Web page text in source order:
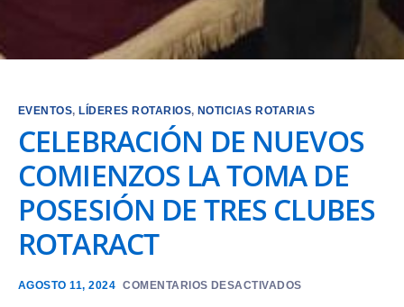
EVENTOS, LÍDERES ROTARIOS, NOTICIAS ROTARIAS
CELEBRACIÓN DE NUEVOS
COMIENZOS LA TOMA DE
POSESIÓN DE TRES CLUBES
ROTARACT
AGOSTO 11, 2024 COMENTARIOS DESACTIVADOS